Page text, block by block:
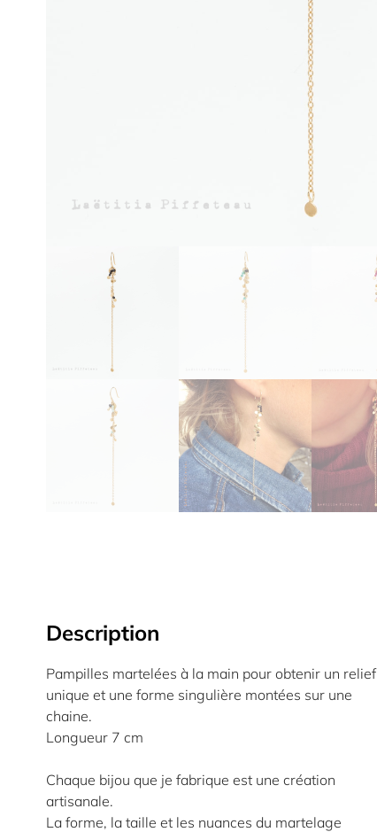
Description
Pampilles martelées à la main pour obtenir un relief
unique et une forme singulière montées sur une
chaine.
Longueur 7 cm
Chaque bijou que je fabrique est une création
artisanale.
La forme, la taille et les nuances du martelage